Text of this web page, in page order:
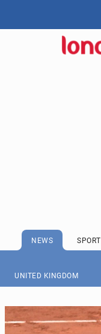
NEWS SPORT
UNITED KINGDOM